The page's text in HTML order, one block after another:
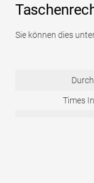
Sie können dies
Times